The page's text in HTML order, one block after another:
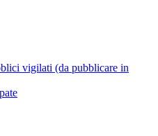
vigilati (da pubblicare in